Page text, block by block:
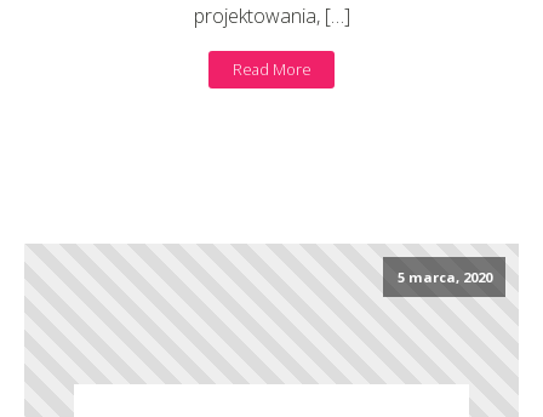
projektowania, […]
Read More
5 marca, 2020